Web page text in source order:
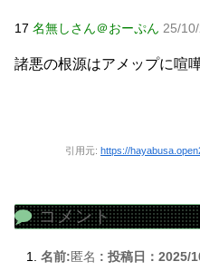
17 名無しさん＠おーぷん 25/
諸悪の根源はアメップに喧
引用元: https://
コメント
名前:匿名 : 投稿日：2025/